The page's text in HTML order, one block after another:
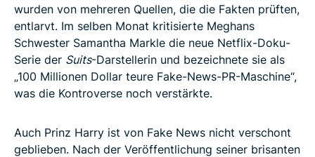
wurden von mehreren Quellen, die die Fakten prüften,
entlarvt. Im selben Monat kritisierte Meghans
Schwester Samantha Markle die neue Netflix-Doku-
Serie der Suits-Darstellerin und bezeichnete sie als
„100 Millionen Dollar teure Fake-News-PR-Maschine“,
was die Kontroverse noch verstärkte.
Auch Prinz Harry ist von Fake News nicht verschont
geblieben. Nach der Veröffentlichung seiner brisanten